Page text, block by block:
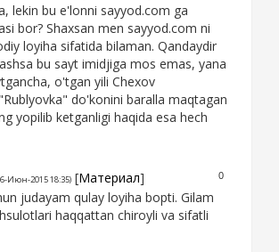
lekin bu e'lonni sayyod.com ga
bor? Shaxsan men sayyod.com ni
loyiha sifatida bilaman. Qandaydir
bu sayt imidjiga mos emas, yana
o'tgan yili Chexov
do'konini baralla maqtagan
yopilib ketganligi haqida esa hech
0
Июн-2015 18:35) [Материал]
judayam qulay loyiha bopti. Gilam
haqqattan chiroyli va sifatli